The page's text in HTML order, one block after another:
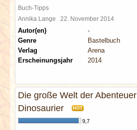
Buch-Tipps
Annika Lange 22. November 2014
Autor(en)
-
Genre
Bastelbuch
Verlag
Arena
Erscheinungsjahr
2014
Die große Welt der Abenteuer
Dinosaurier
HOT
9,7